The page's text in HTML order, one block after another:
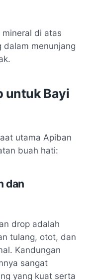
di atas
dalam menunjang
untuk Bayi
utama Apiban
buah hati:
dan
drop adalah
tulang, otot, dan
Kandungan
sangat
yang kuat serta